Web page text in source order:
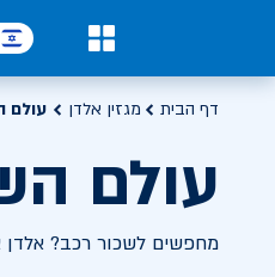
דף הבית מגזין אלדן עולם
עולם
מחפשים לשכור רכב?